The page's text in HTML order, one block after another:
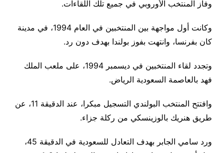
وفاز المنتخب الأوروبي في جميع تلك اللقاءات.
وكانت أول مواجهة بين المنتخبين في العام 1994، في مدينة
كان بفرنسا، وانتهت بفوز بولندا بهدف دون رد.
وتجدد لقاء المنتخبين في ديسمبر 1994، على ملعب الملك
فهد بالعاصمة السعودية الرياض.
وافتتح المنتخب البولندي التسجيل مبكرا، عند الدقيقة 11، عن
طريق هنريك بالوزينسكي من ركلة جزاء.
ورد سامي الجابر بهدف التعادل للسعودية في الدقيقة 45،